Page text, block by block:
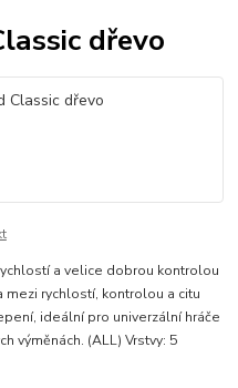
dřevo
a velice dobrou kontrolou
mezi rychlostí, kontrolou a citu
ideální pro univerzální hráče
výměnách. (ALL) Vrstvy: 5